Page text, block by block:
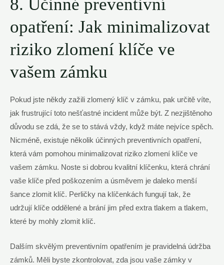
8. Účinné preventivní
opatření:‍ Jak minimalizovat
riziko zlomení ⁤klíče‌ ve
vašem zámku
Pokud jste někdy zažili ⁤zlomený klíč ⁢v zámku, pak určitě⁢ víte,
jak frustrující‍ toto nešťastné incident může‌ být. Z nezjištěnoho
důvodu se​ zdá, že ⁤se to ⁢stává vždy, ‍když máte nejvíce ‍spěch.
Nicméně, existuje několik účinných preventivních opatření,​
která vám⁢ pomohou ⁤minimalizovat‍ riziko zlomení ‍klíče‌ ve
vašem zámku. Noste‌ si​ dobrou kvalitní klíčenku, která chrání
vaše klíče před poškozením a úsměvem je ⁣daleko ‌menší⁤
šance zlomit klíč. Perličky na klíčenkách ⁤fungují tak,​ že
udržují klíče oddělené‌ a brání jim před extra tlakem a tlakem,
které⁣ by mohly zlomit klíč.
Dalším skvělým preventivním ⁢opatřením je‌ pravidelná údržba
zámků. Měli‍ byste​ zkontrolovat, zda jsou vaše zámky v